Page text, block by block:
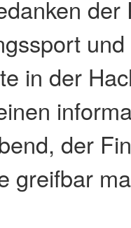
der
in der
der
greifbar